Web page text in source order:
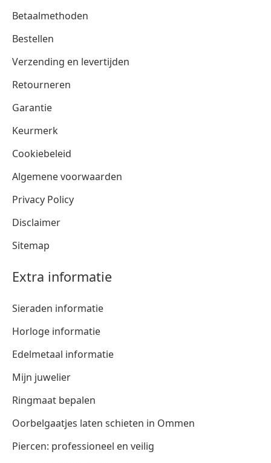
Betaalmethoden
Bestellen
Verzending en levertijden
Retourneren
Garantie
Keurmerk
Cookiebeleid
Algemene voorwaarden
Privacy Policy
Disclaimer
Sitemap
Extra informatie
Sieraden informatie
Horloge informatie
Edelmetaal informatie
Mijn juwelier
Ringmaat bepalen
Oorbelgaatjes laten schieten in Ommen
Piercen: professioneel en veilig